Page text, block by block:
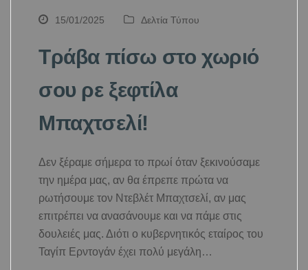
15/01/2025 Δελτία Τύπου
Τράβα πίσω στο χωριό
σου ρε ξεφτίλα
Μπαχτσελί!
Δεν ξέραμε σήμερα το πρωί όταν ξεκινούσαμε
την ημέρα μας, αν θα έπρεπε πρώτα να
ρωτήσουμε τον Ντεβλέτ Μπαχτσελί, αν μας
επιτρέπει να ανασάνουμε και να πάμε στις
δουλειές μας. Διότι ο κυβερνητικός εταίρος του
Ταγίπ Ερντογάν έχει πολύ μεγάλη…